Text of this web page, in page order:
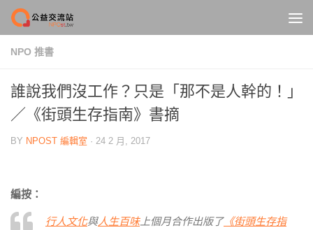
Skip to content
NPO 推書
誰說我們沒工作？只是「那不是人幹的！」
／《街頭生存指南》書摘
BY NPOST 編輯室 · 24 2 月, 2017
編按：
行人文化與人生百味上個月合作出版了《街頭生存指